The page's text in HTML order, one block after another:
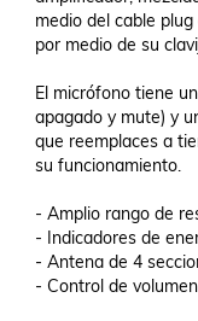
medio del cable
por medio de su
El micrófono tiene
apagado y mute) y
que reemplaces a
su funcionamiento.
- Amplio rango de
- Indicadores de
- Antena de 4
- Control de volumen